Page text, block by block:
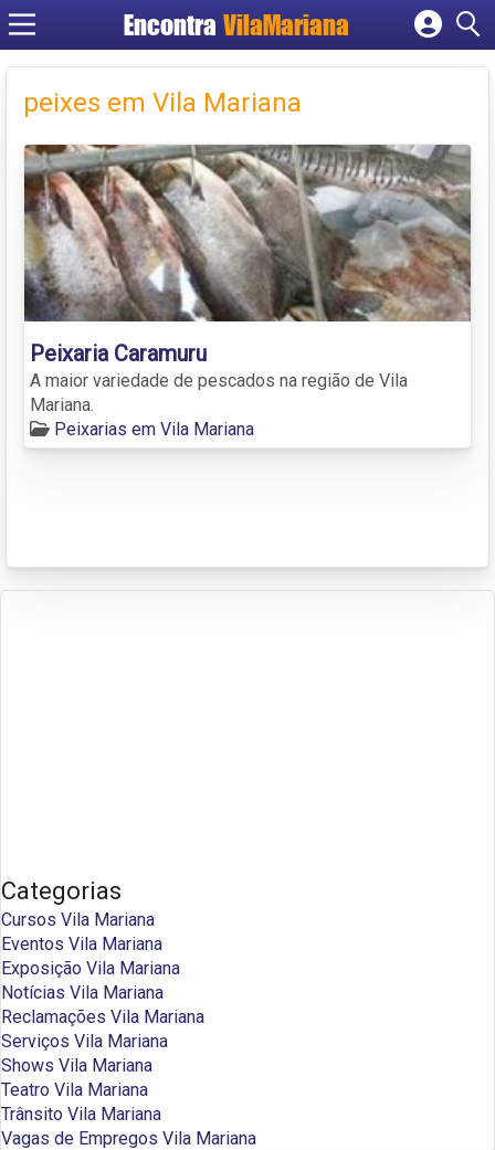
EncontraVilaMariana
Cadastrar empresa
Criar conta
peixes em Vila Mariana
Peixaria Caramuru
A maior variedade de pescados na região de Vila
Mariana.
Peixarias em Vila Mariana
Categorias
Cursos Vila Mariana
Eventos Vila Mariana
Exposição Vila Mariana
Notícias Vila Mariana
Reclamações Vila Mariana
Serviços Vila Mariana
Shows Vila Mariana
Teatro Vila Mariana
Trânsito Vila Mariana
Vagas de Empregos Vila Mariana